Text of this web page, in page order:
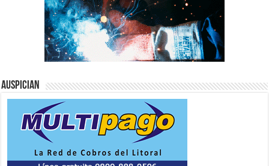
Auspician